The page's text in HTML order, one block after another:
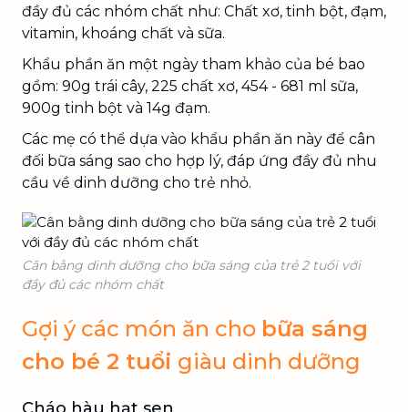
đầy đủ các nhóm chất như: Chất xơ, tinh bột, đạm,
vitamin, khoáng chất và sữa.
Khẩu phần ăn một ngày tham khảo của bé bao
gồm: 90g trái cây, 225 chất xơ, 454 - 681 ml sữa,
900g tinh bột và 14g đạm.
Các mẹ có thể dựa vào khẩu phần ăn này để cân
đối bữa sáng sao cho hợp lý, đáp ứng đầy đủ nhu
cầu về dinh dưỡng cho trẻ nhỏ.
Cân bằng dinh dưỡng cho bữa sáng của trẻ 2 tuổi với
đầy đủ các nhóm chất
Gợi ý các món ăn cho bữa sáng
cho bé 2 tuổi giàu dinh dưỡng